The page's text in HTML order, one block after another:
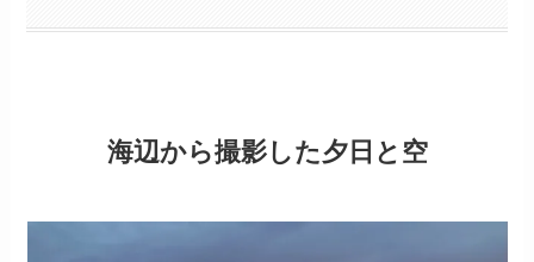
海辺から撮影した夕日と空